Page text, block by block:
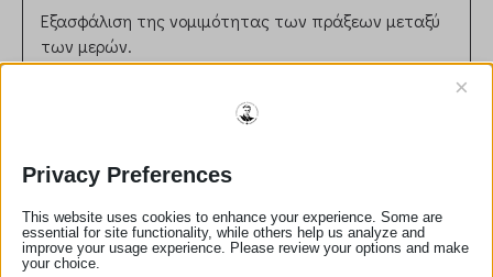
Εξασφάλιση της νομιμότητας των πράξεων μεταξύ
των μερών.
Διασφάλιση ότι τα συμβόλαια συνάδουν με την
Συμβολή στην πρόληψη νομικών διαφορών μέσω
σωστής διατύπωσης και επικύρωσης εγγράφων.
Παροχή ανεξάρτητης και αντικειμενικής συμβουλής
στους πελάτες.
Ηθικές και Επαγγελματικές Αρχές
Privacy Preferences
×
This website uses cookies to enhance your experience. Some are
essential for site functionality, while others help us analyze and
improve your usage experience. Please review your options and make
your choice.